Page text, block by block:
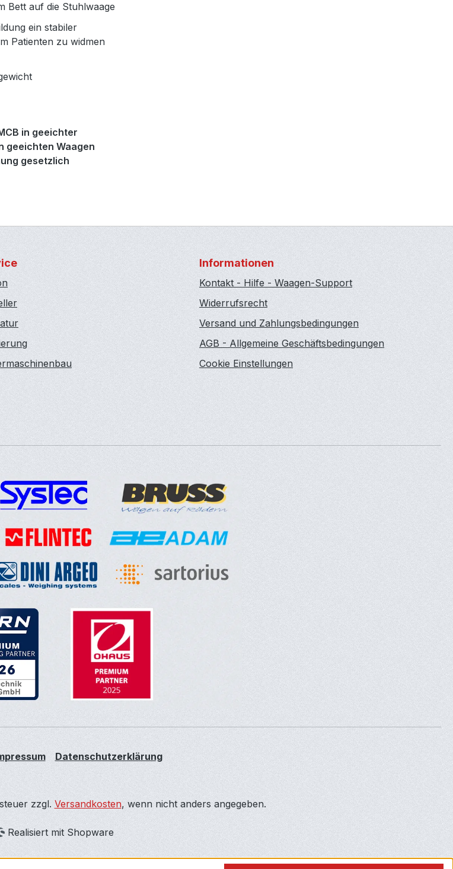
Bett auf die Stuhlwaage
ein stabiler
Patienten zu widmen
in geeichter
geeichten Waagen
gesetzlich
Informationen
Kontakt - Hilfe - Waagen-Support
Widerrufsrecht
Versand und Zahlungsbedingungen
AGB - Allgemeine Geschäftsbedingungen
Cookie Einstellungen
Datenschutzerklärung
zzgl. Versandkosten, wenn nicht anders angegeben.
Realisiert mit Shopware